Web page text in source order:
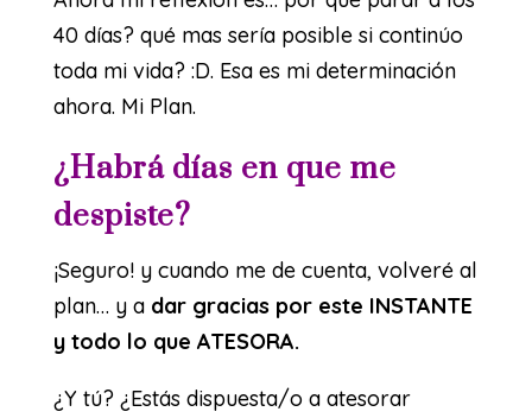
40 días? qué mas sería posible si continúo
toda mi vida? :D. Esa es mi determinación
ahora. Mi Plan.
¿Habrá días en que me
despiste?
¡Seguro! y cuando me de cuenta, volveré al
plan… y a dar gracias por este INSTANTE
y todo lo que ATESORA.
¿Y tú? ¿Estás dispuesta/o a atesorar